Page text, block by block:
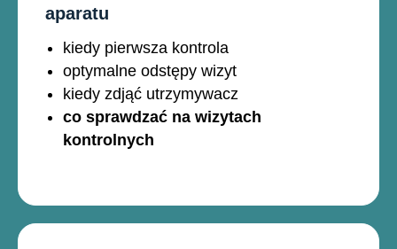
aparatu
kiedy pierwsza kontrola
optymalne odstępy wizyt
kiedy zdjąć utrzymywacz
co sprawdzać na wizytach
kontrolnych